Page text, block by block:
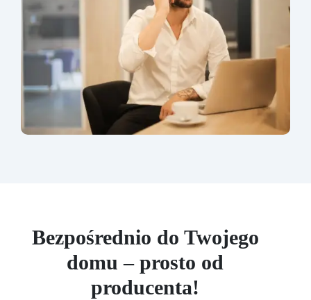
Bezpośrednio do Twojego
domu – prosto od
producenta!